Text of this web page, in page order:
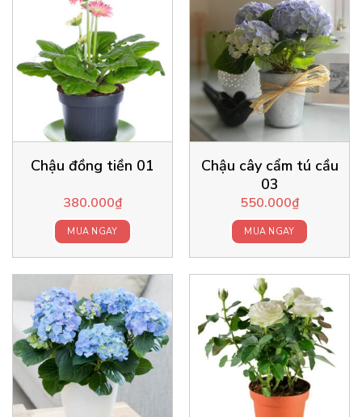
Chậu đồng tiền 01
380.000₫
MUA NGAY
Chậu cây cẩm tú cầu
03
550.000₫
MUA NGAY